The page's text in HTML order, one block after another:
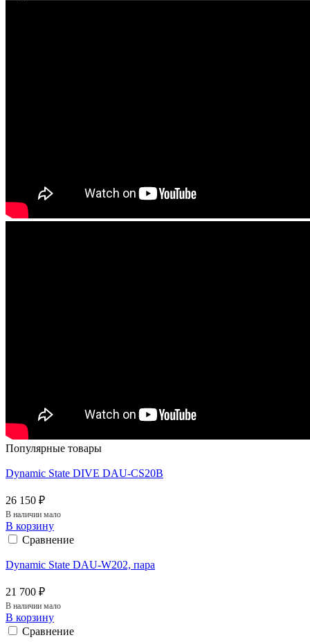
Популярные товары
Dynamic State DIVE DAU-CS20B
26 150 ₽
В наличии мало
В корзину
Сравнение
Dynamic State DAU-W202, пара
21 700 ₽
В наличии мало
В корзину
Сравнение